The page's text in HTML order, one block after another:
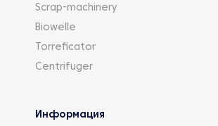
Scrap-machinery
Biowelle
Torreficator
Centrifuger
Информация